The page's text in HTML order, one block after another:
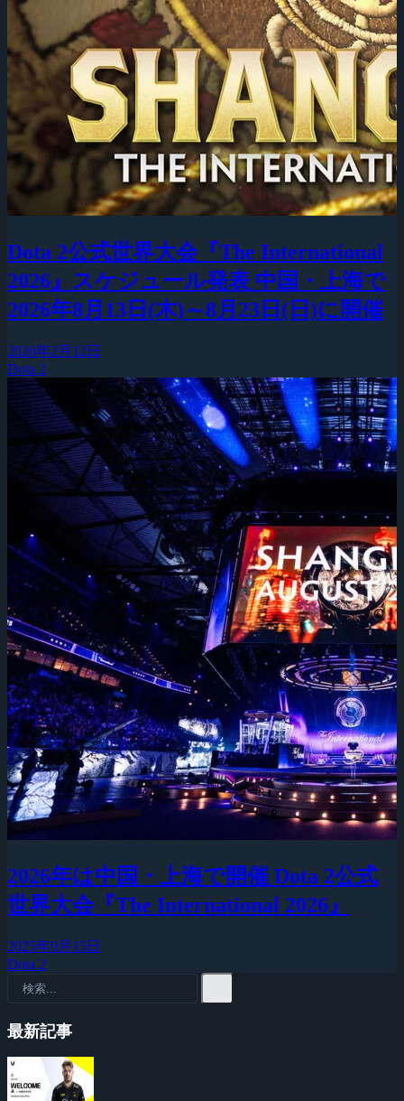
Dota 2公式世界大会『The International
2026』スケジュール発表 中国・上海で
2026年8月13日(木)～8月23日(日)に開催
2026年2月12日
Dota 2
2026年は中国・上海で開催 Dota 2公式
世界大会『The International 2026』
2025年9月15日
Dota 2
最新記事